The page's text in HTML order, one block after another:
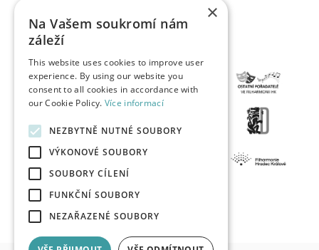
×
Na Vašem soukromí nám
záleží
This website uses cookies to improve user
experience. By using our website you
consent to all cookies in accordance with
our Cookie Policy. Více informací
NEZBYTNĚ NUTNÉ SOUBORY
VÝKONOVÉ SOUBORY
SOUBORY CÍLENÍ
FUNKČNÍ SOUBORY
NEZAŘAZENÉ SOUBORY